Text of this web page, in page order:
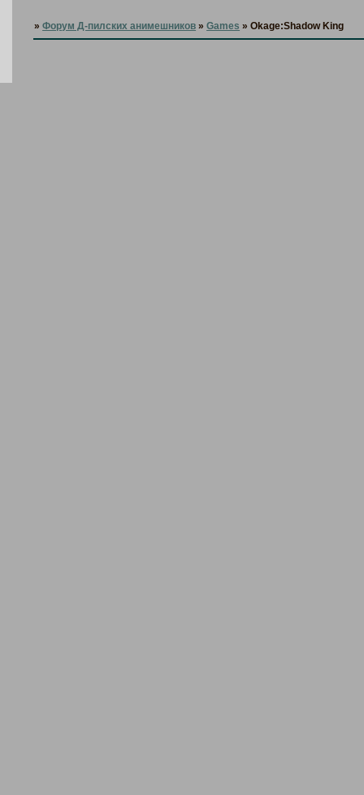
»Форум Д-пилских анимешников »Games »Okage:Shadow King